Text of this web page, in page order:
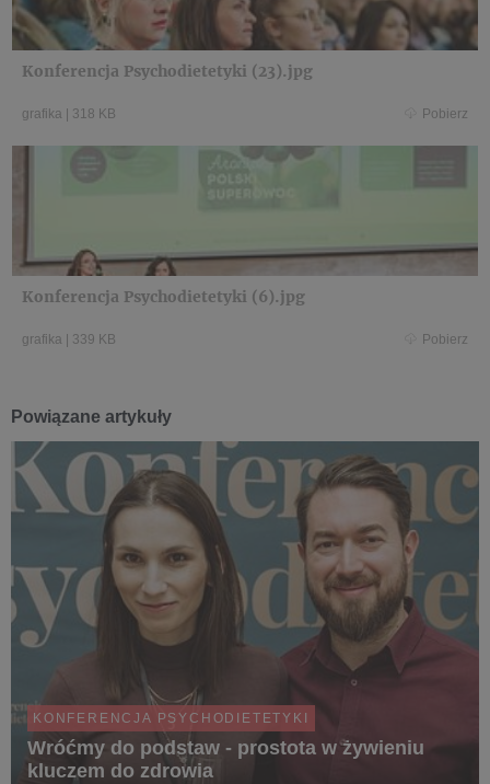
Konferencja Psychodietetyki (23).jpg
grafika 318 KB Pobierz
Konferencja Psychodietetyki (6).jpg
grafika 339 KB Pobierz
Powiązane artykuły
KONFERENCJA PSYCHODIETETYKI
Wróćmy do podstaw - prostota w żywieniu
kluczem do zdrowia